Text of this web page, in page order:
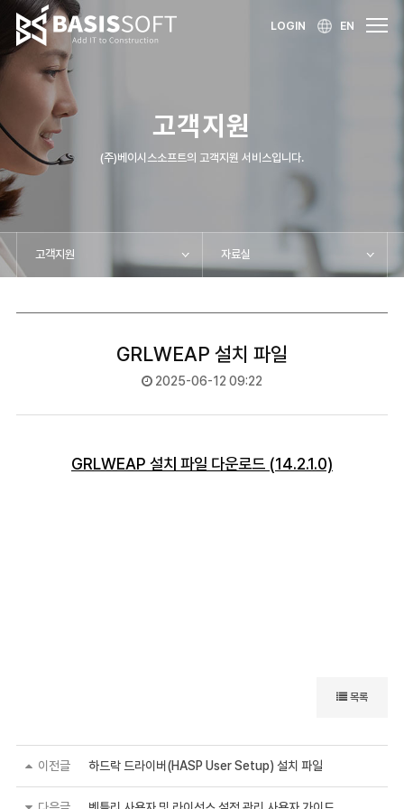
LOGIN EN
고객지원
(주)베이시스소프트의 고객지원 서비스입니다.
고객지원 자료실
GRLWEAP 설치 파일
2025-06-12 09:22
GRLWEAP 설치 파일 다운로드 (14.2.1.0)
목록
이전글 하드락 드라이버(HASP User Setup) 설치 파일